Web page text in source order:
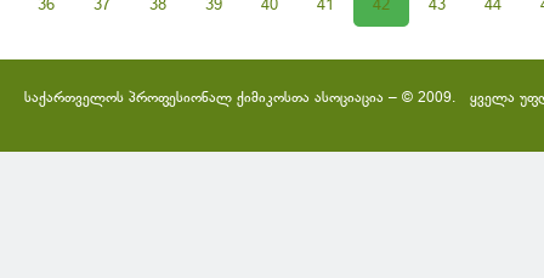
36 37 38 39 40 41 42 43 44
საქართველოს პროფესიონალ ქიმიკოსთა ასოციაცია – © 2009. ყველა